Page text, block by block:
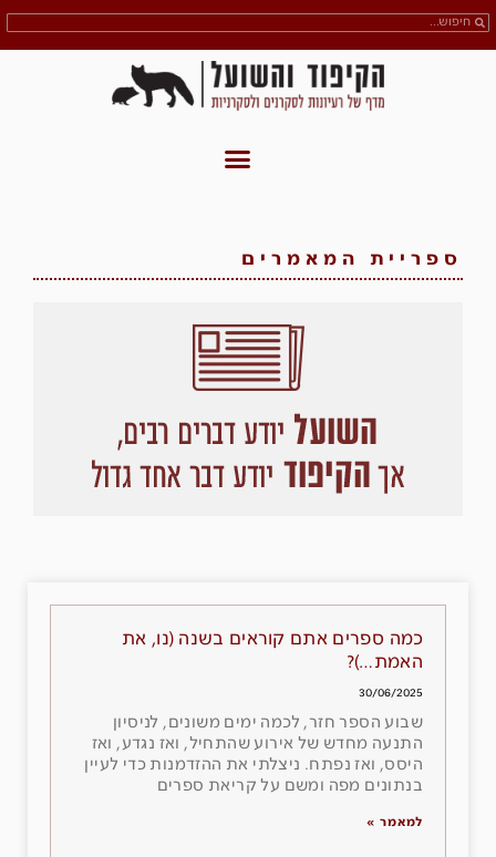
ספריית המאמרים
כמה ספרים אתם קוראים בשנה (נו, את
האמת…)?
30/06/2025
שבוע הספר חזר, לכמה ימים משונים, לניסיון
התנעה מחדש של אירוע שהתחיל, ואז נגדע, ואז
היסס, ואז נפתח. ניצלתי את ההזדמנות כדי לעיין
בנתונים מפה ומשם על קריאת ספרים
למאמר »